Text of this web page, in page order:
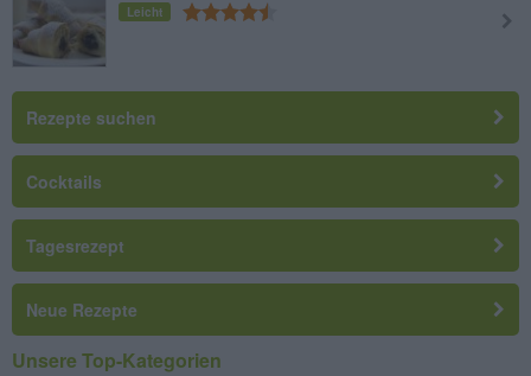
Leicht
Rezepte suchen
Cocktails
Tagesrezept
Neue Rezepte
Unsere Top-Kategorien